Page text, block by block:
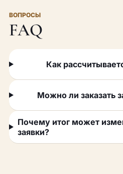
ВОПРОСЫ
FAQ
Как
Можно ли заказать
Почему итог может
заявки?